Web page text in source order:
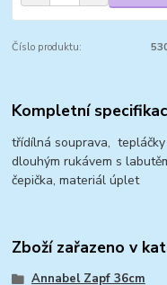
Číslo produktu:
Kompletní
třídílná souprava, tepláčky
dlouhým rukávem s
čepička, materiál úplet
Zboží zařazeno v
Annabel Zapf 36cm